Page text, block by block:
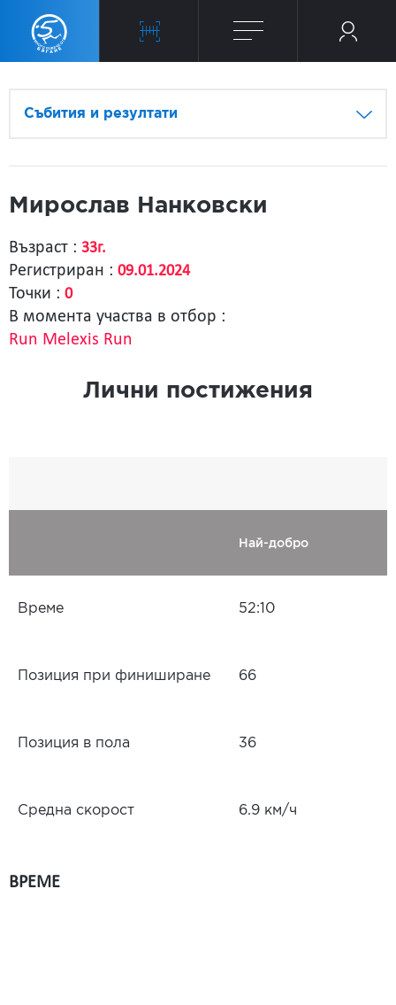
Събития и резултати
Мирослав Нанковски
Възраст : 33г.
Регистриран : 09.01.2024
Точки : 0
В момента участва в отбор :
Run Melexis Run
Лични постижения
Най-добро
Време 52:10
Позиция при финиширане 66
Позиция в пола 36
Средна скорост 6.9 км/ч
ВРЕМЕ